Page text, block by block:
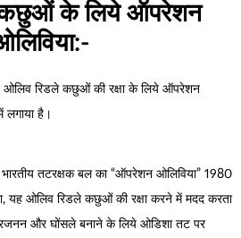
कछुओं के लिये ऑपरेशन
ओलिव रिडले कछुओं की रक्षा के लिये ऑपरेशन
लगाया है।
तटरक्षक बल का “ऑपरेशन ओलिविया” 1980
ओलिव रिडले कछुओं की रक्षा करने में मदद करता
और घोंसले बनाने के लिये ओडिशा तट पर